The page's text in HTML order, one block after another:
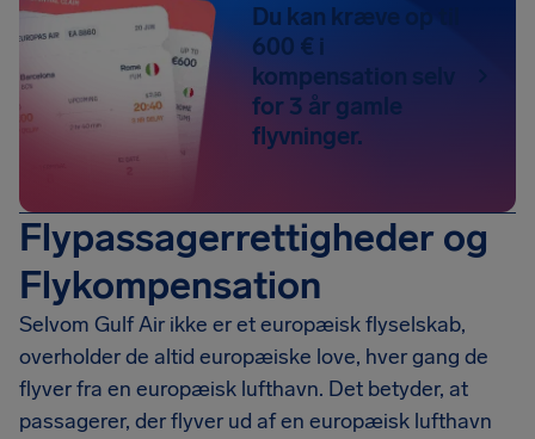
Du kan kræve op til
600 € i
kompensation selv
for 3 år gamle
flyvninger.
Flypassagerrettigheder og
Flykompensation
Selvom Gulf Air ikke er et europæisk flyselskab,
overholder de altid europæiske love, hver gang de
flyver fra en europæisk lufthavn. Det betyder, at
passagerer, der flyver ud af en europæisk lufthavn